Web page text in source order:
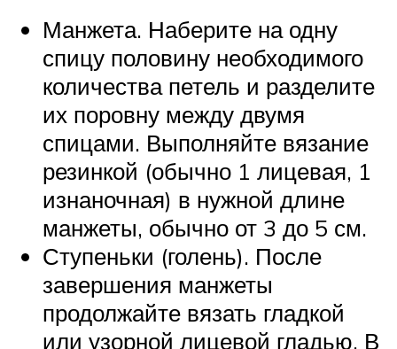
Манжета. Наберите на одну
спицу половину необходимого
количества петель и разделите
их поровну между двумя
спицами. Выполняйте вязание
резинкой (обычно 1 лицевая, 1
изнаночная) в нужной длине
манжеты, обычно от 3 до 5 см.
Ступеньки (голень). После
завершения манжеты
продолжайте вязать гладкой
или узорной лицевой гладью. В